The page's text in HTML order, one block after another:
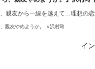
親友から一線を越えて…理想の
親友やめようか。 #沢村玲
イ